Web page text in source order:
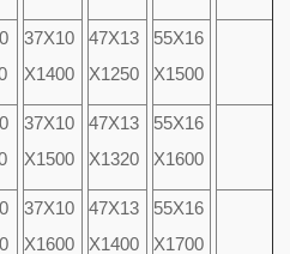
37X10
X1400
47X13
X1250
55X16
X1500
37X10
X1500
47X13
X1320
55X16
X1600
37X10
X1600
47X13
X1400
55X16
X1700